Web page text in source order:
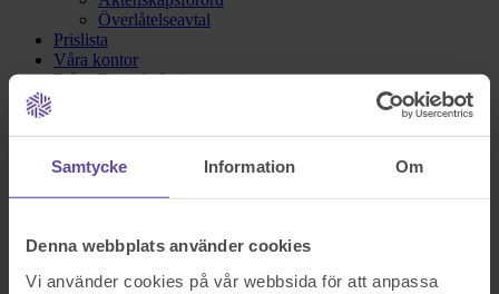
Samtycke Information Om
Denna webbplats använder cookies
Vi använder cookies på vår webbsida för att anpassa
Överlåtelseavtal
Prislista
Våra kontor
Fråga Digitala Juristen
Nu blev det något fel!
Testa igen och om det fortfarande inte fungerar kontakta oss på
Stäng